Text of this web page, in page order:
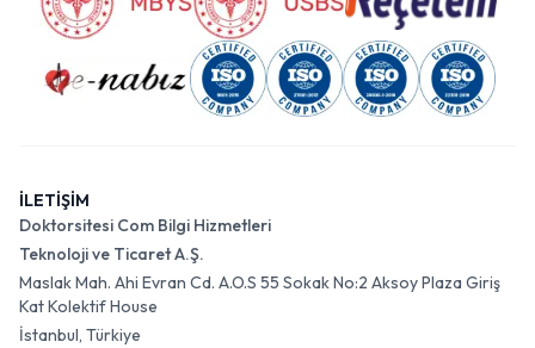
İLETİŞİM
Doktorsitesi Com Bilgi Hizmetleri
Teknoloji ve Ticaret A.Ş.
Maslak Mah. Ahi Evran Cd. A.O.S 55 Sokak No:2 Aksoy Plaza Giriş
Kat Kolektif House
İstanbul, Türkiye